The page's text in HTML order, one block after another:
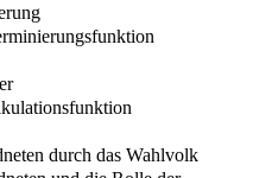
durch das Wahlvolk